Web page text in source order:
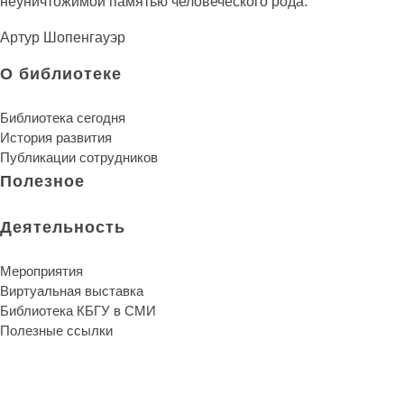
Артур Шопенгауэр
О библиотеке
Библиотека сегодня
История развития
Публикации сотрудников
Полезное
Деятельность
Мероприятия
Виртуальная выставка
Библиотека КБГУ в СМИ
Полезные ссылки